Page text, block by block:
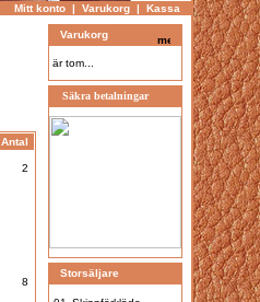
Mitt konto | Varukorg | Kassa
Antal
2
8
Varukorg
är tom...
Säkra betalningar
Storsäljare